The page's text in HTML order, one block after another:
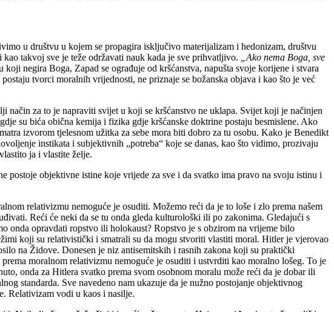
u društvu u kojem se propagira isključivo materijalizam i hedonizam, društvu
takvoj sve je teže održavati nauk kada je sve prihvatljivo.
„Ako nema Boga, sve
negira Boga, Zapad se ograđuje od kršćanstva, napušta svoje korijene i stvara
tvorci moralnih vrijednosti, ne priznaje se božanska objava i kao što je već
za to je napraviti svijet u koji se kršćanstvo ne uklapa. Svijet koji je načinjen
su bića obična kemija i fizika gdje kršćanske doktrine postaju besmislene. Ako
izvorom tjelesnom užitka za sebe mora biti dobro za tu osobu. Kako je Benedikt
instikata i subjektivnih „potreba“ koje se danas, kao što vidimo, prozivaju
ja i vlastite želje.
objektivne istine koje vrijede za sve i da svatko ima pravo na svoju istinu i
relativizmu nemoguće je osuditi. Možemo reći da je to loše i zlo prema našem
Reći će neki da se tu onda gleda kulturološki ili po zakonima. Gledajući s
onda opravdati ropstvo ili holokaust? Ropstvo je s obzirom na vrijeme bilo
koji su relativistički i smatrali su da mogu stvoriti vlastiti moral. Hitler je vjerovao
na Židove. Donesen je niz antisemitskih i rasnih zakona koji su praktički
moralnom relativizmu nemoguće je osuditi i ustvrditi kao moralno lošeg. To je
onda za Hitlera svatko prema svom osobnom moralu može reći da je dobar ili
standarda. Sve navedeno nam ukazuje da je nužno postojanje objektivnog
Relativizam vodi u kaos i nasilje.